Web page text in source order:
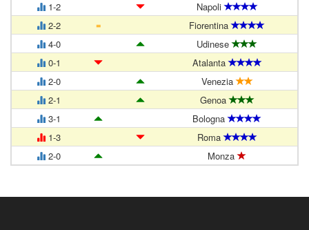
1-2
Napoli
2-2
=
Fiorentina
4-0
Udinese
0-1
Atalanta
2-0
Venezia
2-1
Genoa
3-1
Bologna
1-3
Roma
2-0
Monza